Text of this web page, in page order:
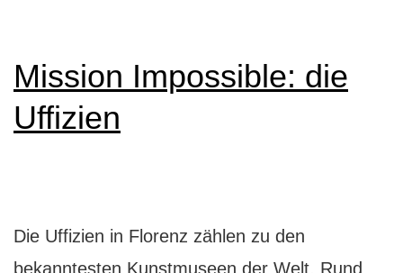
Set
Mission Impossible: die
Uffizien
Die Uffizien in Florenz zählen zu den
bekanntesten Kunstmuseen der Welt. Rund